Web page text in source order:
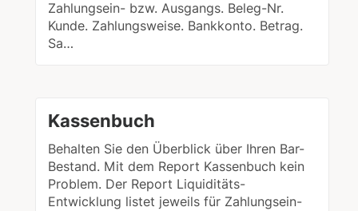
Zahlungsein- bzw. Ausgangs. Beleg-Nr.
Kunde. Zahlungsweise. Bankkonto. Betrag.
Sa…
Kassenbuch
Behalten Sie den Überblick über Ihren Bar-
Bestand. Mit dem Report Kassenbuch kein
Problem. Der Report Liquiditäts-
Entwicklung listet jeweils für Zahlungsein-